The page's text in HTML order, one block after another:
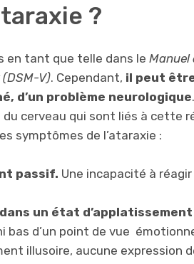
?
en tant que telle dans le
V). Cependant, il peut
d’un problème neurologique
du cerveau qui sont liés à cette
symptômes de l’ataraxie :
passif. Une incapacité à
un état
bas d’un point de vue
illusoire, aucune expression